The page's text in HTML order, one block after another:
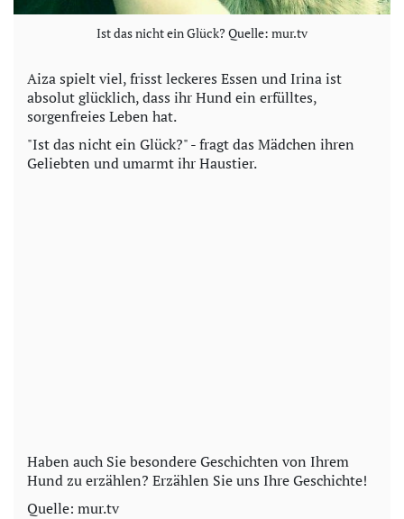
Ist das nicht ein Glück? Quelle: mur.tv
Aiza spielt viel, frisst leckeres Essen und Irina ist
absolut glücklich, dass ihr Hund ein erfülltes,
sorgenfreies Leben hat.
"Ist das nicht ein Glück?" - fragt das Mädchen ihren
Geliebten und umarmt ihr Haustier.
Haben auch Sie besondere Geschichten von Ihrem
Hund zu erzählen? Erzählen Sie uns Ihre Geschichte!
Quelle: mur.tv